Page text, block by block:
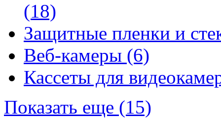
(18)
Защитные пленки и
Веб-камеры (6)
Кассеты для
Показать еще (15)